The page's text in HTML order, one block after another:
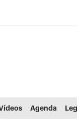
Agenda